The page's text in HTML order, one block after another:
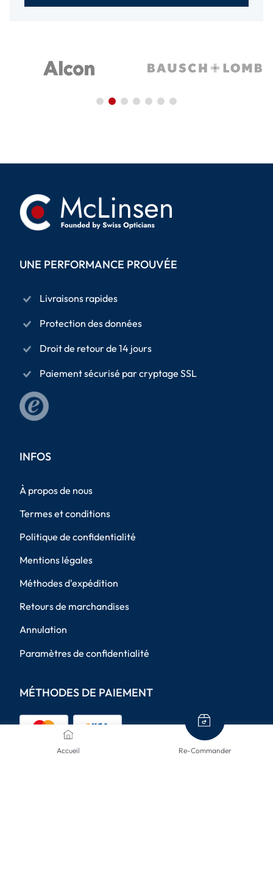
Accueil Re-Commander
UNE PERFORMANCE PROUVÉE
Livraisons rapides
Protection des données
Droit de retour de 14 jours
Paiement sécurisé par cryptage SSL
INFOS
À propos de nous
Termes et conditions
Politique de confidentialité
Mentions légales
Méthodes d'expédition
Retours de marchandises
Annulation
Paramètres de confidentialité
MÉTHODES DE PAIEMENT